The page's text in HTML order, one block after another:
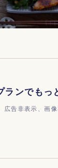
ランでもっ
告非表示、画